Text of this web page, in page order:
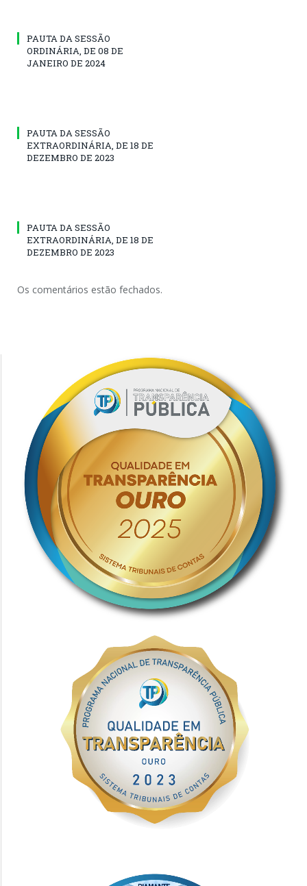
PAUTA DA SESSÃO
ORDINÁRIA, DE 08 DE
JANEIRO DE 2024
PAUTA DA SESSÃO
EXTRAORDINÁRIA, DE 18 DE
DEZEMBRO DE 2023
PAUTA DA SESSÃO
EXTRAORDINÁRIA, DE 18 DE
DEZEMBRO DE 2023
Os comentários estão fechados.